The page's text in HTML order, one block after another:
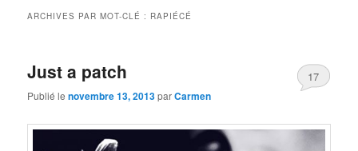
ARCHIVES PAR MOT-CLÉ : RAPIÉCÉ
Just a patch
Publié lenovembre 13, 2013parCarmen
17